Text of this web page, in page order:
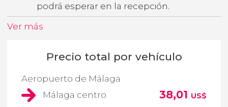
podrá esperar en la recepción.
Ver más
Precio total por vehículo
Aeropuerto de Málaga
Málaga centro
38,01 US$